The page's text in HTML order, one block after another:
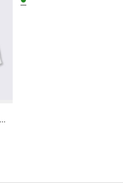
Camicia in cotone con taschino elegante - Bianco